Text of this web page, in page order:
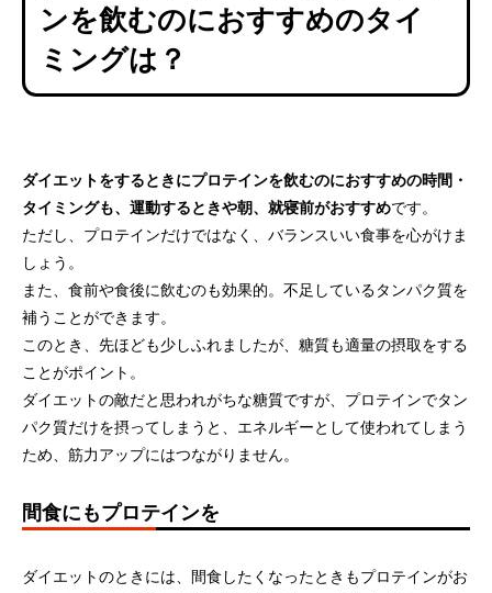
ンを飲むのにおすすめのタイ
ミングは？
ダイエットをするときにプロテインを飲むのにおすすめの時間・
タイミングも、運動するときや朝、就寝前がおすすめです。
ただし、プロテインだけではなく、バランスいい食事を心がけま
しょう。
また、食前や食後に飲むのも効果的。不足しているタンパク質を
補うことができます。
このとき、先ほども少しふれましたが、糖質も適量の摂取をする
ことがポイント。
ダイエットの敵だと思われがちな糖質ですが、プロテインでタン
パク質だけを摂ってしまうと、エネルギーとして使われてしまう
ため、筋力アップにはつながりません。
間食にもプロテインを
ダイエットのときには、間食したくなったときもプロテインがお